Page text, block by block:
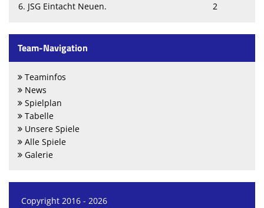
6. JSG Eintacht Neuen.
2
Team-Navigation
Teaminfos
News
Spielplan
Tabelle
Unsere Spiele
Alle Spiele
Galerie
Copyright 2016 - 2026